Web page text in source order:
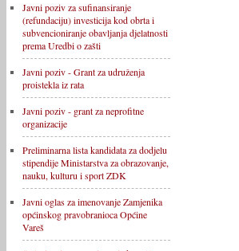
Javni poziv za sufinansiranje
(refundaciju) investicija kod obrta i
subvencioniranje obavljanja djelatnosti
prema Uredbi o zašti
Javni poziv - Grant za udruženja
proistekla iz rata
Javni poziv - grant za neprofitne
organizacije
Preliminarna lista kandidata za dodjelu
stipendije Ministarstva za obrazovanje,
nauku, kulturu i sport ZDK
Javni oglas za imenovanje Zamjenika
općinskog pravobranioca Općine
Vareš